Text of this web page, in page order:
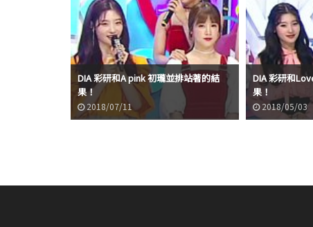
DIA 彩研和A pink 初瓏並排站著的結
果！
2018/07/11
DIA 彩研和
果！
2018/05/03